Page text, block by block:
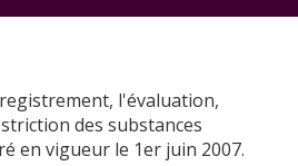
l'évaluation,
des substances
en vigueur le 1er juin 2007.